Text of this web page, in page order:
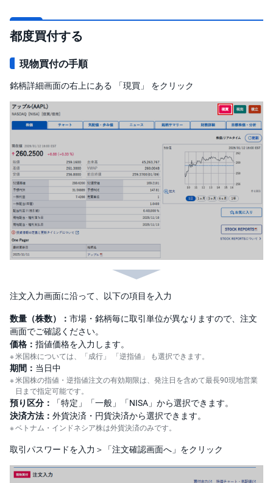
投
資
信
券
FX
お
ま
か
せ
資
UP
S
BI
株
オ
プ
シ
ョ
先
・
オ
プ
シ
ョ
ン
商
品
先
物
・
・
プ
現物取引の流れ
信用取引の流れ
都度買付する
現物買付の手順
銘柄詳細画面の右上にある 「現買」 をクリック
注文入力画面に沿って、以下の項目を入力
数量（株数）： 市場・銘柄毎に取引単位が異なりますので、注文
画面でご確認ください。
価格： 指値価格を入力します。
米国株については、「成行」 「逆指値」 も選択できます。
期間： 当日中
米国株の指値・逆指値注文の有効期限は、発注日を含めて最長90現地営業
日まで指定可能です。
預り区分：
「特定」「一般」「NISA」から選択できます。
決済方法： 外貨決済・円貨決済から選択できます。
ベトナム・インドネシア株は外貨決済のみです。
取引パスワードを入力＞「注文確認画面へ」をクリック